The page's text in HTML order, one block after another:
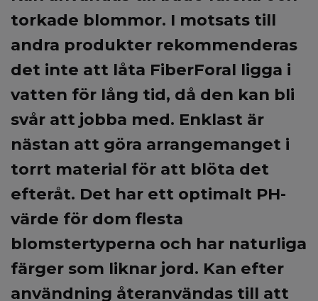
torkade blommor. I motsats till
andra produkter rekommenderas
det inte att låta FiberForal ligga i
vatten för lång tid, då den kan bli
svår att jobba med. Enklast är
nästan att göra arrangemanget i
torrt material för att blöta det
efteråt. Det har ett optimalt PH-
värde för dom flesta
blomstertyperna och har naturliga
färger som liknar jord. Kan efter
användning återanvändas till att